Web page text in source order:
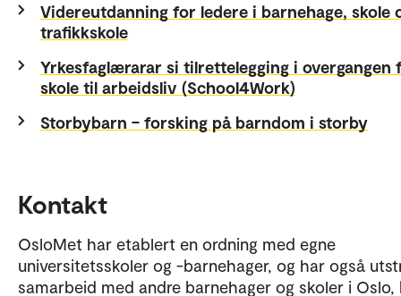
Videreutdanning for ledere i barnehage, skole
trafikkskole
Yrkesfaglærarar si tilrettelegging i overgangen
skole til arbeidsliv (School4Work)
Storbybarn – forsking på barndom i storby
Kontakt
OsloMet har etablert en ordning med egne
universitetsskoler og -barnehager, og har også
samarbeid med andre barnehager og skoler i Oslo,